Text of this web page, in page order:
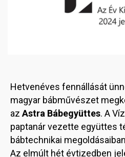
Hetvenéves fennállását
magyar bábművészet
azAstra Bábegyüttes. A
paptanár vezette együttes
bábtechnikai
Az elmúlt hét évtizedben